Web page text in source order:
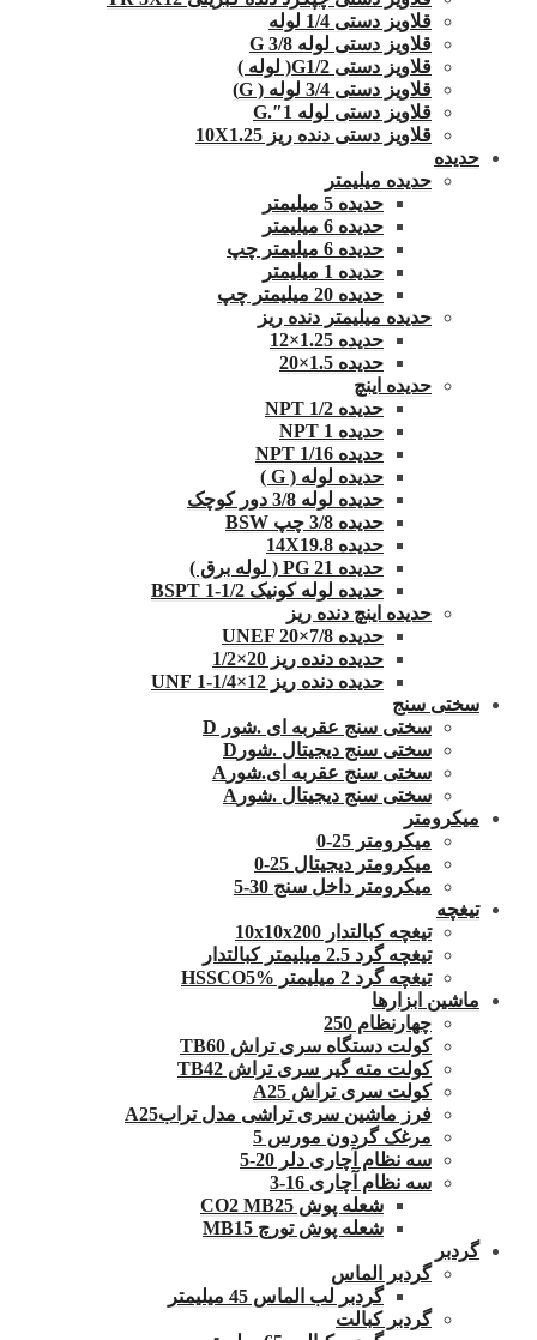
قلاویز دستی 1/4 لوله
قلاویز دستی لوله G 3/8
قلاویز دستی G1/2( لوله )
قلاویز دستی 3/4 لوله ( G)
قلاویز دستی لوله 1″.G
قلاویز دستی دنده ریز 10X1.25
حدیده
حدیده میلیمتر
حدیده 5 میلیمتر
حدیده 6 میلیمتر
حدیده 6 میلیمتر چپ
حدیده 1 میلیمتر
حدیده 20 میلیمتر چپ
حدیده میلیمتر دنده ریز
حدیده 1.25×12
حدیده 1.5×20
حدیده اینچ
حدیده 1/2 NPT
حدیده NPT 1
حدیده 1/16 NPT
حدیده لوله ( G )
حدیده لوله 3/8 دور کوچک
حدیده 3/8 چپ BSW
حدیده 14X19.8
حدیده 21 PG ( لوله برق )
حدیده لوله کونیک 1/2-1 BSPT
حدیده اینچ دنده ریز
حدیده UNEF 20×7/8
حدیده دنده ریز 20×1/2
حدیده دنده ریز 12×1/4-1 UNF
سختی سنج
سختی سنج عقربه ای .شور D
سختی سنج دیجیتال .شورD
سختی سنج عقربه ای.شورA
سختی سنج دیجیتال .شورA
میکرومتر
میکرومتر 25-0
میکرومتر دیجیتال 25-0
میکرومتر داخل سنج 30-5
تیغچه
تیغچه کبالتدار 10x10x200
تیغچه گرد 2.5 میلیمتر کبالتدار
تیغچه گرد 2 میلیمتر HSSCO5%
ماشین ابزارها
چهارنظام 250
کولت دستگاه سری تراش TB60
کولت مته گیر سری تراش TB42
کولت سری تراش A25
فرز ماشین سری تراشی مدل ترابA25
مرغک گردون مورس 5
سه نظام آچاری دلر 20-5
سه نظام آچاری 16-3
شعله پوش CO2 MB25
شعله پوش تورچ MB15
گردبر
گردبر الماس
گردبر لب الماس 45 میلیمتر
گردبر کبالت